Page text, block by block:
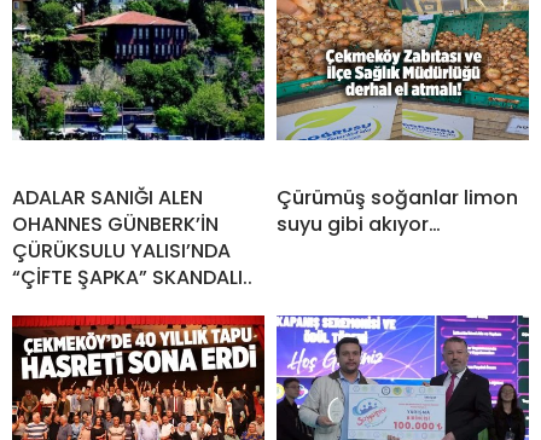
ADALAR SANIĞI ALEN
OHANNES GÜNBERK’İN
ÇÜRÜKSULU YALISI’NDA
“ÇİFTE ŞAPKA” SKANDALI..
Çürümüş soğanlar limon
suyu gibi akıyor…